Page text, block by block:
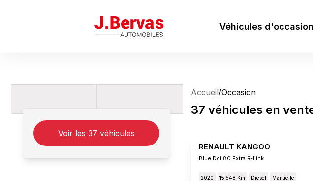
J.Bervas Véhicules d'occasion
Voir les 37 véhicules
Accueil/Occasion
37 véhicules en
RENAULT KANGOO
Blue Dci 80 Extra R-Link
2020 15 548 Km Diesel Manuelle